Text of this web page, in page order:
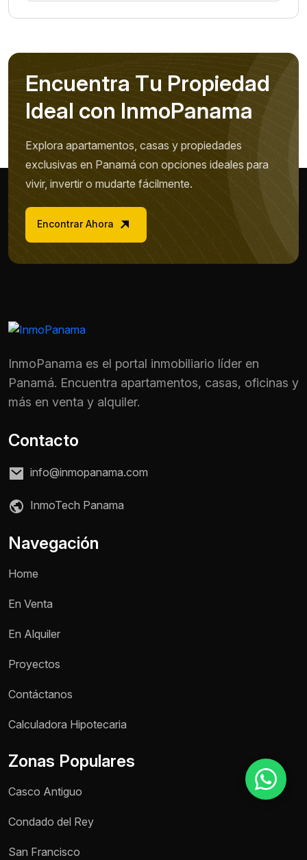
Nombre *
Teléfono / WhatsApp *
Encuentra Tu Propiedad
Ideal con InmoPanama
Explora apartamentos, casas y propiedades
exclusivas en Panamá con opciones ideales para
vivir, invertir o mudarte fácilmente.
Encontrar Ahora
InmoPanama es el portal inmobiliario líder en
Panamá. Encuentra apartamentos, casas, oficinas y
más en venta y alquiler.
Contacto
info@inmopanama.com
InmoTech Panama
Navegación
Home
En Venta
En Alquiler
Proyectos
Contáctanos
Calculadora Hipotecaria
Zonas Populares
Casco Antiguo
Condado del Rey
San Francisco